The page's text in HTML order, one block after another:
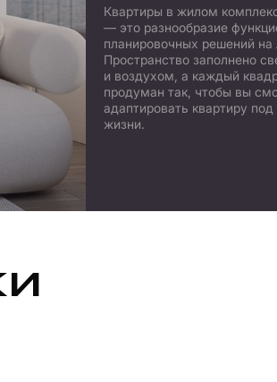
Квартиры в жилом
— это разнообразие
планировочных решений на
Пространство заполнено
и воздухом, а каждый
продуман так, чтобы вы
адаптировать квартиру под
жизни.